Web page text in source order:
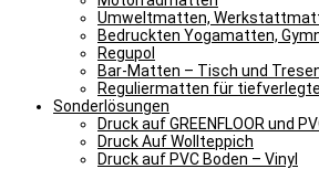
Umweltmatten,
Bedruckten Yogamatten,
Regupol
Bar-Matten – Tisch und
Reguliermatten für
Sonderlösungen
Druck auf GREENFLOOR und
Druck Auf Wollteppich
Druck auf PVC Boden – Vinyl